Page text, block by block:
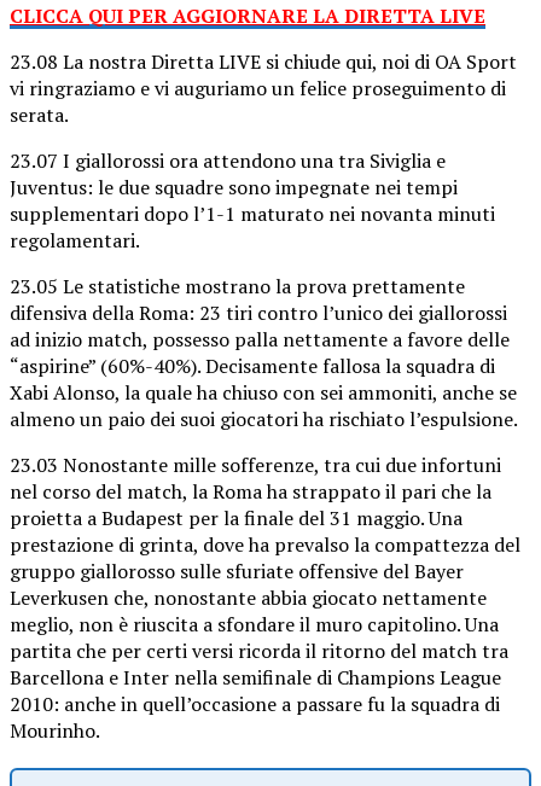
CLICCA QUI PER AGGIORNARE LA DIRETTA LIVE
23.08 La nostra Diretta LIVE si chiude qui, noi di OA Sport
vi ringraziamo e vi auguriamo un felice proseguimento di
serata.
23.07 I giallorossi ora attendono una tra Siviglia e
Juventus: le due squadre sono impegnate nei tempi
supplementari dopo l’1-1 maturato nei novanta minuti
regolamentari.
23.05 Le statistiche mostrano la prova prettamente
difensiva della Roma: 23 tiri contro l’unico dei giallorossi
ad inizio match, possesso palla nettamente a favore delle
“aspirine” (60%-40%). Decisamente fallosa la squadra di
Xabi Alonso, la quale ha chiuso con sei ammoniti, anche se
almeno un paio dei suoi giocatori ha rischiato l’espulsione.
23.03 Nonostante mille sofferenze, tra cui due infortuni
nel corso del match, la Roma ha strappato il pari che la
proietta a Budapest per la finale del 31 maggio. Una
prestazione di grinta, dove ha prevalso la compattezza del
gruppo giallorosso sulle sfuriate offensive del Bayer
Leverkusen che, nonostante abbia giocato nettamente
meglio, non è riuscita a sfondare il muro capitolino. Una
partita che per certi versi ricorda il ritorno del match tra
Barcellona e Inter nella semifinale di Champions League
2010: anche in quell’occasione a passare fu la squadra di
Mourinho.